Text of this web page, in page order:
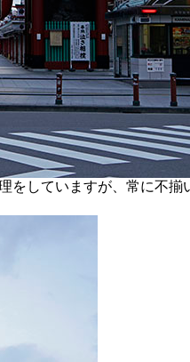
していますが、常に不揃